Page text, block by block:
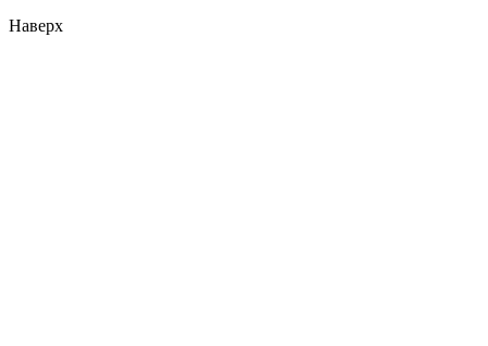
Наверх